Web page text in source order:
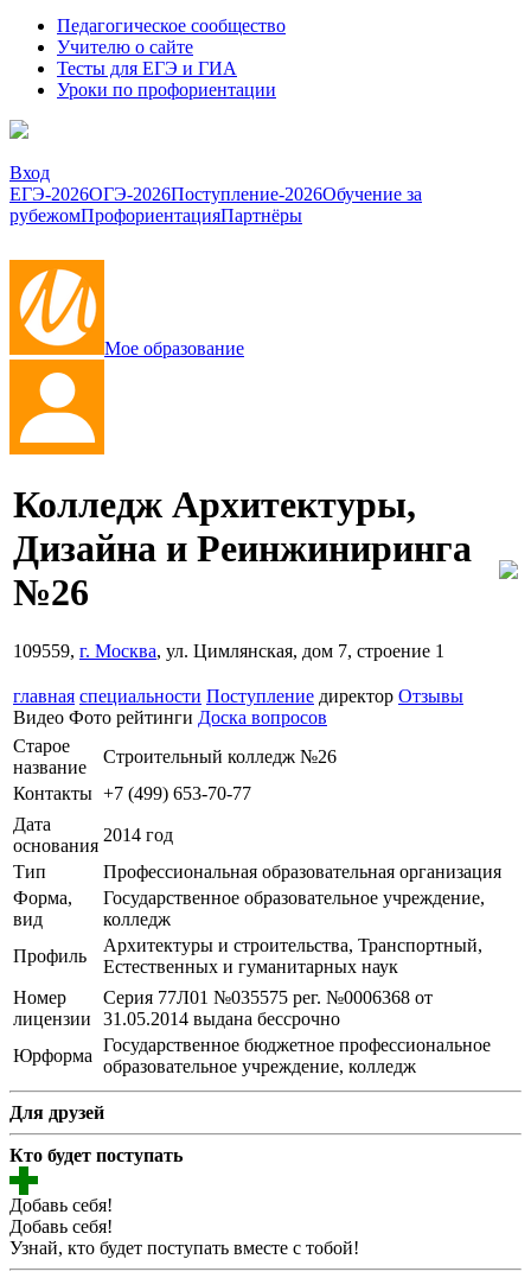
Педагогическое сообщество
Учителю о сайте
Тесты для ЕГЭ и ГИА
Уроки по профориентации
Вход
ЕГЭ-2026ОГЭ-2026Поступление-2026Обучение за
рубежомПрофориентацияПартнёры
Мое образование
Колледж Архитектуры,
Дизайна и Реинжиниринга
№26
109559, г. Москва, ул. Цимлянская, дом 7, строение 1
главная специальности Поступление директор Отзывы
Видео Фото рейтинги Доска вопросов
Старое
название
Строительный колледж №26
Контакты +7 (499) 653-70-77
Дата
основания
2014 год
Тип
Профессиональная образовательная организация
Форма,
вид
Государственное образовательное учреждение,
колледж
Профиль
Архитектуры и строительства, Транспортный,
Естественных и гуманитарных наук
Номер
лицензии
Серия 77Л01 №035575 рег. №0006368 от
31.05.2014 выдана бессрочно
Юрформа
Государственное бюджетное профессиональное
образовательное учреждение, колледж
Для друзей
Кто будет поступать
Добавь себя!
Добавь себя!
Узнай, кто будет поступать вместе с тобой!